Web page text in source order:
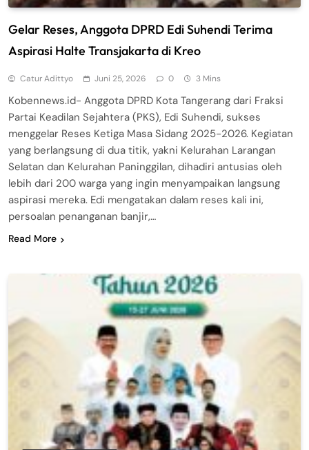
Gelar Reses, Anggota DPRD Edi Suhendi Terima
Aspirasi Halte Transjakarta di Kreo
Catur Adittyo Juni 25, 2026 0 3 Mins
Kobennews.id- Anggota DPRD Kota Tangerang dari Fraksi
Partai Keadilan Sejahtera (PKS), Edi Suhendi, sukses
menggelar Reses Ketiga Masa Sidang 2025-2026. Kegiatan
yang berlangsung di dua titik, yakni Kelurahan Larangan
Selatan dan Kelurahan Paninggilan, dihadiri antusias oleh
lebih dari 200 warga yang ingin menyampaikan langsung
aspirasi mereka. Edi mengatakan dalam reses kali ini,
persoalan penanganan banjir,…
Read More